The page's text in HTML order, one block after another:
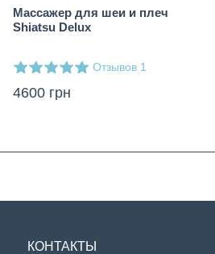
Массажер для шеи и плеч
Shiatsu Delux
Отзывов 1
4600 грн
КОНТАКТЫ